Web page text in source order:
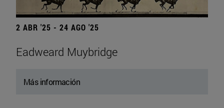
2 ABR '25 - 24 AGO '25
Eadweard Muybridge
Más información